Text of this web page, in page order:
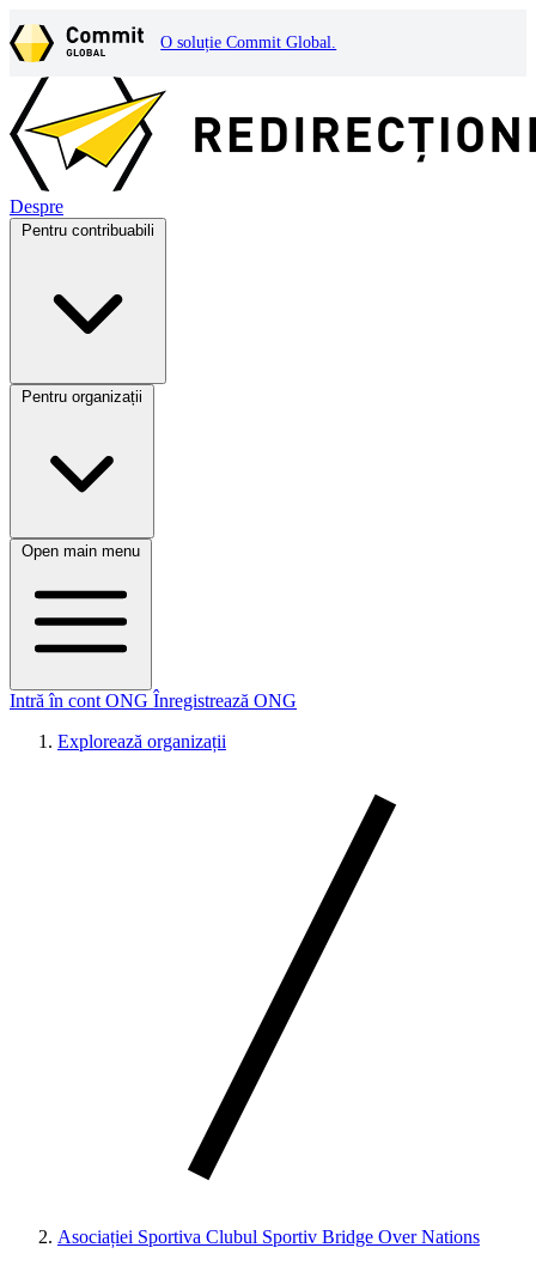
O soluție Commit Global.
Despre
Pentru contribuabili
Pentru organizații
Open main menu
Intră în cont ONG Înregistrează ONG
Explorează organizații
Asociației Sportiva Clubul Sportiv Bridge Over Nations